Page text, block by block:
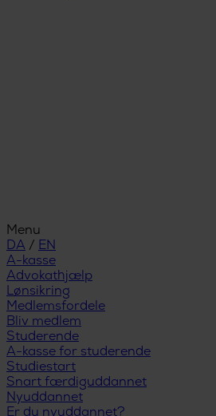
Menu
DA / EN
A-kasse
Advokathjælp
Lønsikring
Medlemsfordele
Bliv medlem
Studerende
A-kasse for studerende
Studiestart
Snart færdiguddannet
Nyuddannet